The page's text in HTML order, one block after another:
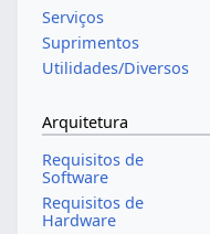
Serviços
Suprimentos
Utilidades/Diversos
Arquitetura
Requisitos de
Software
Requisitos de
Hardware